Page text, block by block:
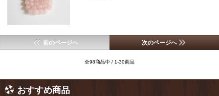
前のページへ 次のページへ
全98商品中 / 1-30商品
おすすめ商品